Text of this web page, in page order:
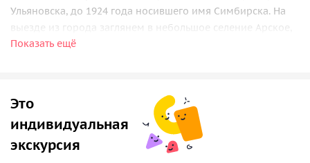
Ульяновска, до 1924 года носившего имя Симбирска. На
выезде из города заглянем в небольшое селение Арское,
где мы сможем полюбоваться замечательным храмовым
всей Ульяновской области церковь Богоявления Господня.
Красивый Поволжский пейзаж, пруд на реке, источник,
храмовый комплекс, очень напоминающий небольшой
уединенный монастырь, все это мы увидим в Арском.
Показать ещё
Это
индивидуальная
экскурсия